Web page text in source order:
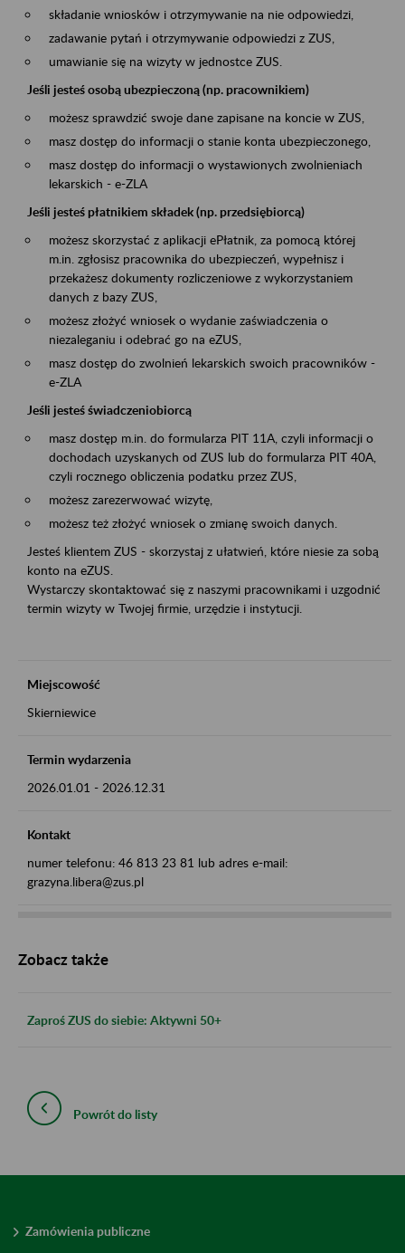
składanie wniosków i otrzymywanie na nie odpowiedzi,
zadawanie pytań i otrzymywanie odpowiedzi z ZUS,
umawianie się na wizyty w jednostce ZUS.
Jeśli jesteś osobą ubezpieczoną (np. pracownikiem)
możesz sprawdzić swoje dane zapisane na koncie w ZUS,
masz dostęp do informacji o stanie konta ubezpieczonego,
masz dostęp do informacji o wystawionych zwolnieniach
lekarskich - e-ZLA
Jeśli jesteś płatnikiem składek (np. przedsiębiorcą)
możesz skorzystać z aplikacji ePłatnik, za pomocą której
m.in. zgłosisz pracownika do ubezpieczeń, wypełnisz i
przekażesz dokumenty rozliczeniowe z wykorzystaniem
danych z bazy ZUS,
możesz złożyć wniosek o wydanie zaświadczenia o
niezaleganiu i odebrać go na eZUS,
masz dostęp do zwolnień lekarskich swoich pracowników -
e-ZLA
Jeśli jesteś świadczeniobiorcą
masz dostęp m.in. do formularza PIT 11A, czyli informacji o
dochodach uzyskanych od ZUS lub do formularza PIT 40A,
czyli rocznego obliczenia podatku przez ZUS,
możesz zarezerwować wizytę,
możesz też złożyć wniosek o zmianę swoich danych.
Jesteś klientem ZUS - skorzystaj z ułatwień, które niesie za sobą
konto na eZUS.
Wystarczy skontaktować się z naszymi pracownikami i uzgodnić
termin wizyty w Twojej firmie, urzędzie i instytucji.
Miejscowość
Skierniewice
Termin wydarzenia
2026.01.01 - 2026.12.31
Kontakt
numer telefonu: 46 813 23 81 lub adres e-mail:
grazyna.libera@zus.pl
Zobacz także
Zaproś ZUS do siebie: Aktywni 50+
Powrót do listy
Zamówienia publiczne